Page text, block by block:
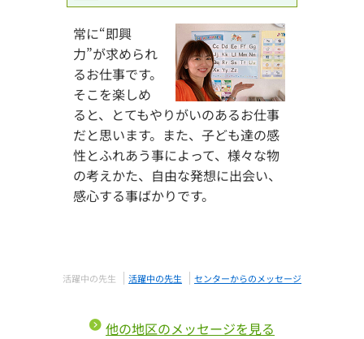
常に“即興
力”が求められ
るお仕事です。
そこを楽しめ
ると、とてもやりがいのあるお仕事
だと思います。また、子ども達の感
性とふれあう事によって、様々な物
の考えかた、自由な発想に出会い、
感心する事ばかりです。
活躍中の先生 活躍中の先生 センターからのメッセージ
他の地区のメッセージを見る